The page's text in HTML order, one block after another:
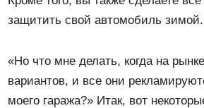
защитить свой автомобиль зимой.
«Но что мне делать, когда на
вариантов, и все они
моего гаража?» Итак, вот